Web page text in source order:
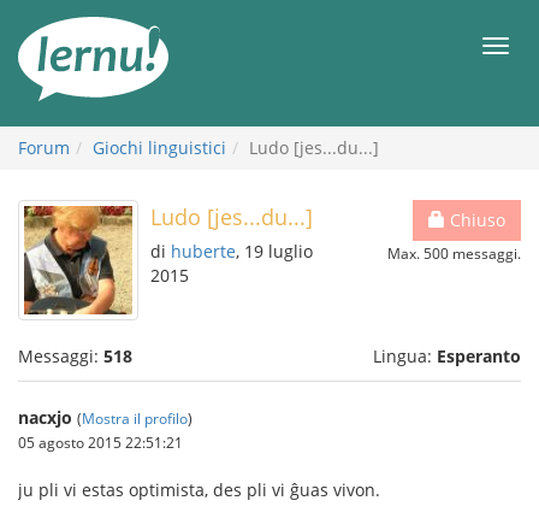
all’indice
Forum Giochi linguistici Ludo [jes...du...]
Chiuso
Max. 500 messaggi.
Ludo [jes...du...]
di huberte, 19 luglio
2015
Messaggi: 518 Lingua: Esperanto
nacxjo (Mostra il profilo)
05 agosto 2015 22:51:21
ju pli vi estas optimista, des pli vi ĝuas vivon.